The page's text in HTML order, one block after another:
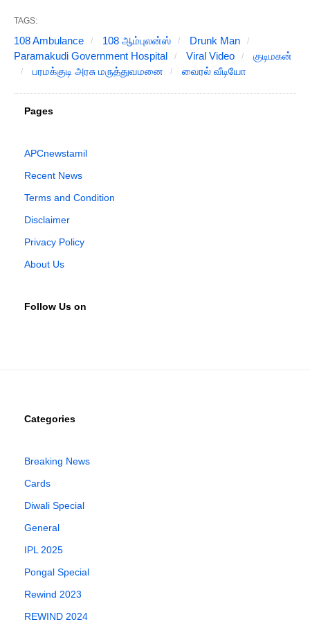
TAGS:
108 Ambulance 108 ஆம்புலன்ஸ்
Drunk Man
Paramakudi Government Hospital
Viral Video
குடிமகன்
பரமக்குடி அரசு மருத்துவமனை
வைரல் வீடியோ
Pages
APCnewstamil
Recent News
Terms and Condition
Disclaimer
Privacy Policy
About Us
Follow Us on
Categories
Breaking News
Cards
Diwali Special
General
IPL 2025
Pongal Special
Rewind 2023
REWIND 2024